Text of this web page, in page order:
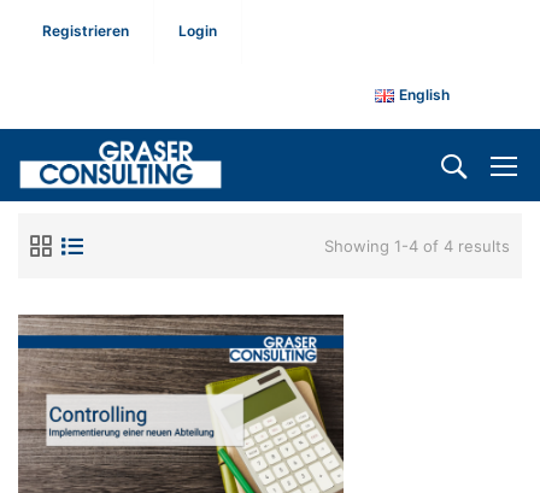
Registrieren Login
English
Showing 1-4 of 4 results